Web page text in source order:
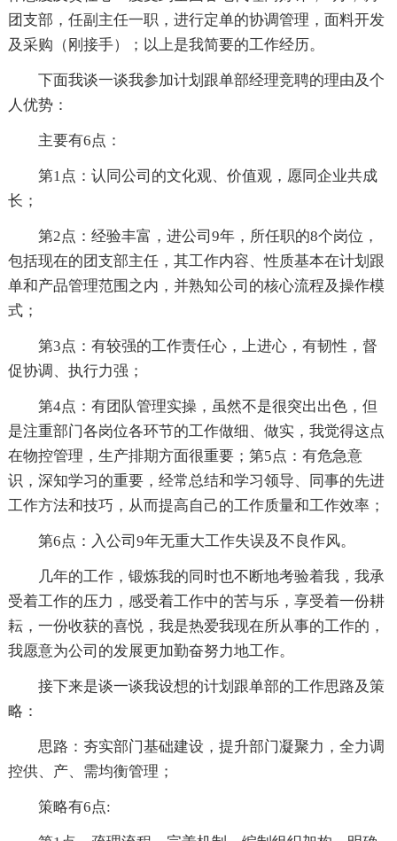
团支部，任副主任一职，进行定单的协调管理，面料开发
及采购（刚接手）；以上是我简要的工作经历。
下面我谈一谈我参加计划跟单部经理竞聘的理由及个
人优势：
主要有6点：
第1点：认同公司的文化观、价值观，愿同企业共成
长；
第2点：经验丰富，进公司9年，所任职的8个岗位，
包括现在的团支部主任，其工作内容、性质基本在计划跟
单和产品管理范围之内，并熟知公司的核心流程及操作模
式；
第3点：有较强的工作责任心，上进心，有韧性，督
促协调、执行力强；
第4点：有团队管理实操，虽然不是很突出出色，但
是注重部门各岗位各环节的工作做细、做实，我觉得这点
在物控管理，生产排期方面很重要；第5点：有危急意
识，深知学习的重要，经常总结和学习领导、同事的先进
工作方法和技巧，从而提高自己的工作质量和工作效率；
第6点：入公司9年无重大工作失误及不良作风。
几年的工作，锻炼我的同时也不断地考验着我，我承
受着工作的压力，感受着工作中的苦与乐，享受着一份耕
耘，一份收获的喜悦，我是热爱我现在所从事的工作的，
我愿意为公司的发展更加勤奋努力地工作。
接下来是谈一谈我设想的计划跟单部的工作思路及策
略：
思路：夯实部门基础建设，提升部门凝聚力，全力调
控供、产、需均衡管理；
策略有6点: